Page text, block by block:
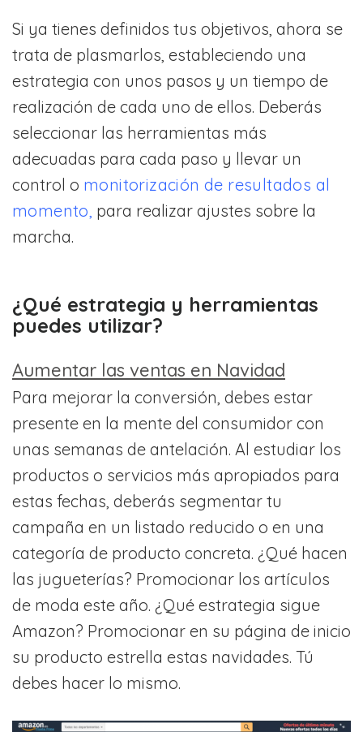
Si ya tienes definidos tus objetivos, ahora se
trata de plasmarlos, estableciendo una
estrategia con unos pasos y un tiempo de
realización de cada uno de ellos. Deberás
seleccionar las herramientas más
adecuadas para cada paso y llevar un
control o monitorización de resultados al
momento, para realizar ajustes sobre la
marcha.
¿Qué estrategia y herramientas
puedes utilizar?
Aumentar las ventas en Navidad
Para mejorar la conversión, debes estar
presente en la mente del consumidor con
unas semanas de antelación. Al estudiar los
productos o servicios más apropiados para
estas fechas, deberás segmentar tu
campaña en un listado reducido o en una
categoría de producto concreta. ¿Qué hacen
las jugueterías? Promocionar los artículos
de moda este año. ¿Qué estrategia sigue
Amazon? Promocionar en su página de inicio
su producto estrella estas navidades. Tú
debes hacer lo mismo.